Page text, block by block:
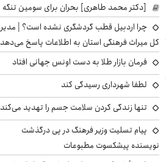
[دکتر محمد طاهری] بحران برای سومین تنگه
چرا اردبیل قطب گردشگری نشده است؟ | مدیر
کل میراث فرهنگی استان به اطلاعات پاسخ می‌دهد
فرمان بازار طلا به دست اونس جهانی افتاد
لطفا شهرداری رسیدگی کند
تنها زندگی کردن سلامت جسم را تهدید می‌کند
پیام تسلیت وزیر فرهنگ در پی درگذشت
نویسنده پیشکسوت مطبوعات